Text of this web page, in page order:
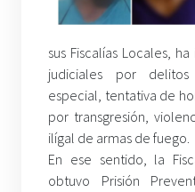
sus Fiscalías Locales,
judiciales por
especial, tentativa de
por transgresión,
ilígal de armas de fuego.
En ese sentido, la
obtuvo Prisión